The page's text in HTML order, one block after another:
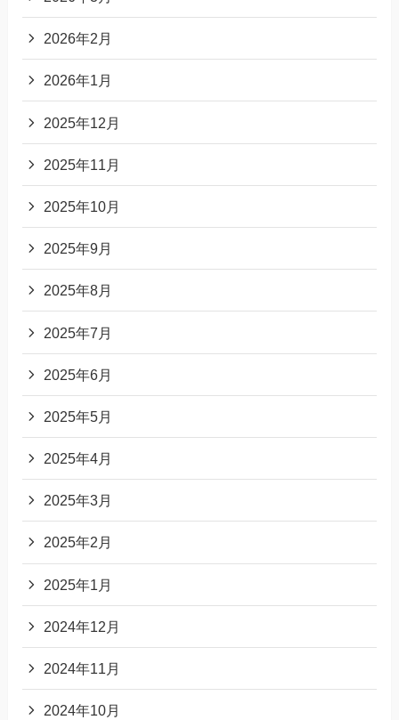
2026年2月
2026年1月
2025年12月
2025年11月
2025年10月
2025年9月
2025年8月
2025年7月
2025年6月
2025年5月
2025年4月
2025年3月
2025年2月
2025年1月
2024年12月
2024年11月
2024年10月